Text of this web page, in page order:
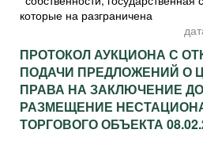
которые на разграничена
ПРОТОКОЛ АУКЦИОНА С
ПОДАЧИ ПРЕДЛОЖЕНИЙ О
ПРАВА НА ЗАКЛЮЧЕНИЕ
РАЗМЕЩЕНИЕ
ТОРГОВОГО ОБЪЕКТА